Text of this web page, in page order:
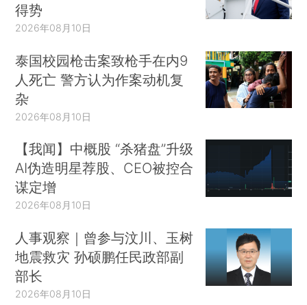
得势
2026年08月10日
泰国校园枪击案致枪手在内9
人死亡 警方认为作案动机复
杂
2026年08月10日
【我闻】中概股 “杀猪盘”升级
AI伪造明星荐股、CEO被控合
谋定增
2026年08月10日
人事观察｜曾参与汶川、玉树
地震救灾 孙硕鹏任民政部副
部长
2026年08月10日